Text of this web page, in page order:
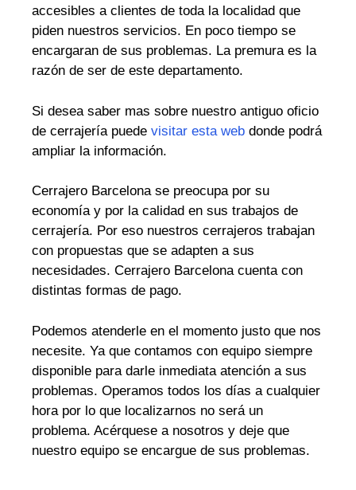
accesibles a clientes de toda la localidad que
piden nuestros servicios. En poco tiempo se
encargaran de sus problemas. La premura es la
razón de ser de este departamento.
Si desea saber mas sobre nuestro antiguo oficio
de cerrajería puede visitar esta web donde podrá
ampliar la información.
Cerrajero Barcelona se preocupa por su
economía y por la calidad en sus trabajos de
cerrajería. Por eso nuestros cerrajeros trabajan
con propuestas que se adapten a sus
necesidades. Cerrajero Barcelona cuenta con
distintas formas de pago.
Podemos atenderle en el momento justo que nos
necesite. Ya que contamos con equipo siempre
disponible para darle inmediata atención a sus
problemas. Operamos todos los días a cualquier
hora por lo que localizarnos no será un
problema. Acérquese a nosotros y deje que
nuestro equipo se encargue de sus problemas.